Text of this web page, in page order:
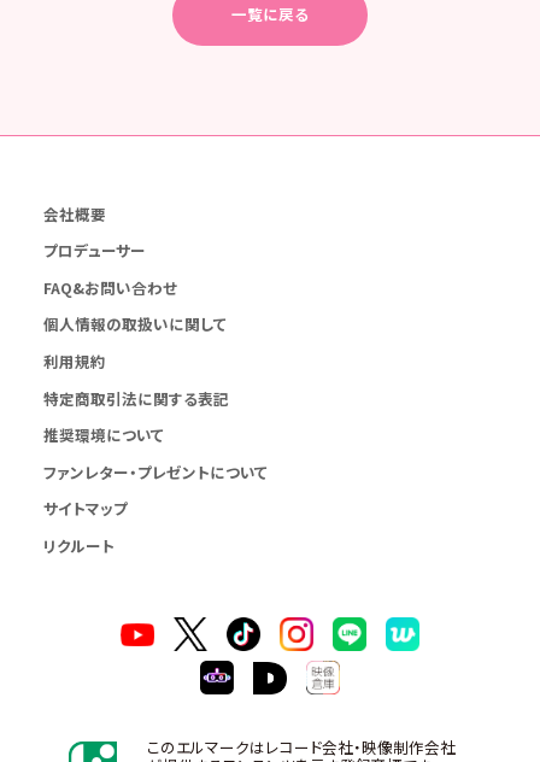
一覧に戻る
会社概要
プロデューサー
FAQ&お問い合わせ
個人情報の取扱いに関して
利用規約
特定商取引法に関する表記
推奨環境について
ファンレター・プレゼントについて
サイトマップ
リクルート
このエルマークはレコード会社・映像制作会社